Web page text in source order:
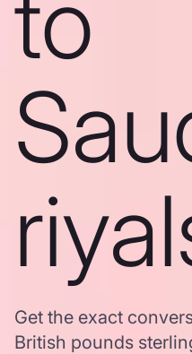
Get the exact
British pounds